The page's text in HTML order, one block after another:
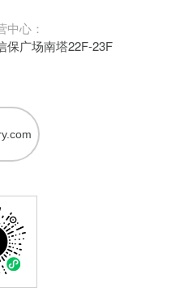
心：
保广场南塔22F-23F